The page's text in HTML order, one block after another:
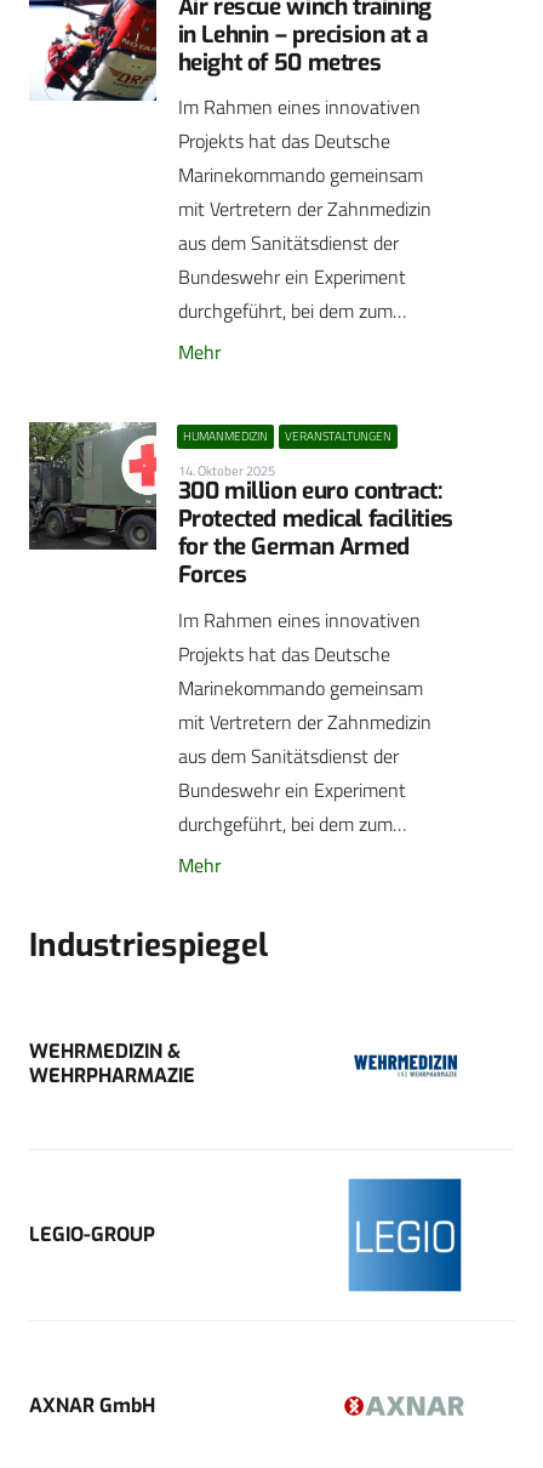
Air rescue winch training
in Lehnin – precision at a
height of 50 metres
Im Rahmen eines innovativen
Projekts hat das Deutsche
Marinekommando gemeinsam
mit Vertretern der Zahnmedizin
aus dem Sanitätsdienst der
Bundeswehr ein Experiment
durchgeführt, bei dem zum…
Mehr
HUMANMEDIZIN VERANSTALTUNGEN
14. Oktober 2025
300 million euro contract:
Protected medical facilities
for the German Armed
Forces
Im Rahmen eines innovativen
Projekts hat das Deutsche
Marinekommando gemeinsam
mit Vertretern der Zahnmedizin
aus dem Sanitätsdienst der
Bundeswehr ein Experiment
durchgeführt, bei dem zum…
Mehr
Industriespiegel
WEHRMEDIZIN &
WEHRPHARMAZIE
LEGIO-GROUP
AXNAR GmbH